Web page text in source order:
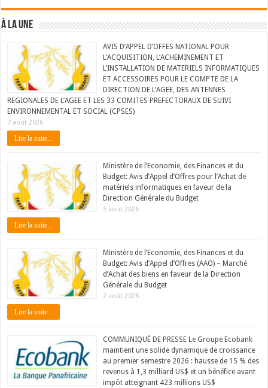
À LA UNE
AVIS D’APPEL D’OFFES NATIONAL POUR
L’ACQUISITION, L’ACHEMINEMENT ET
L’INSTALLATION DE MATERIELS INFORMATIQUES
ET ACCESSOIRES POUR LE COMPTE DE LA
DIRECTION DE L’AGEE, DES ANTENNES
REGIONALES DE L’AGEE ET LES 33 COMITES PREFECTORAUX DE SUIVI
ENVIRONNEMENTAL ET SOCIAL (CPSES)
7 août 2026
Lire la suite...
Ministère de l’Economie, des Finances et du
Budget: Avis d’Appel d’Offres pour l’Achat de
matériels informatiques en faveur de la
Direction Générale du Budget
5 août 2026
Lire la suite...
Ministère de l’Economie, des Finances et du
Budget: Avis d’Appel d’Offres (AAO) – Marché
d’Achat des biens en faveur de la Direction
Générale du Budget
2 août 2026
Lire la suite...
COMMUNIQUÉ DE PRESSE Le Groupe Ecobank
maintient une solide dynamique de croissance
au premier semestre 2026 : hausse de 15 % des
revenus à 1,3 milliard US$ et un bénéfice avant
impôt atteignant 423 millions US$